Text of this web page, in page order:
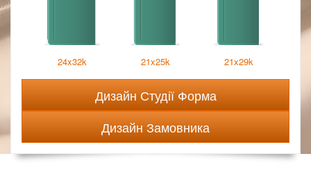
24x32k 21x25k 21x29k
Дизайн Студії Форма
Дизайн Замовника